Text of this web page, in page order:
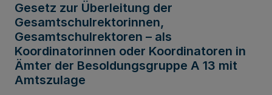
Gesetz zur Überleitung der
Gesamtschulrektorinnen,
Gesamtschulrektoren – als
Koordinatorinnen oder Koordinatoren in
Ämter der Besoldungsgruppe A 13 mit
Amtszulage